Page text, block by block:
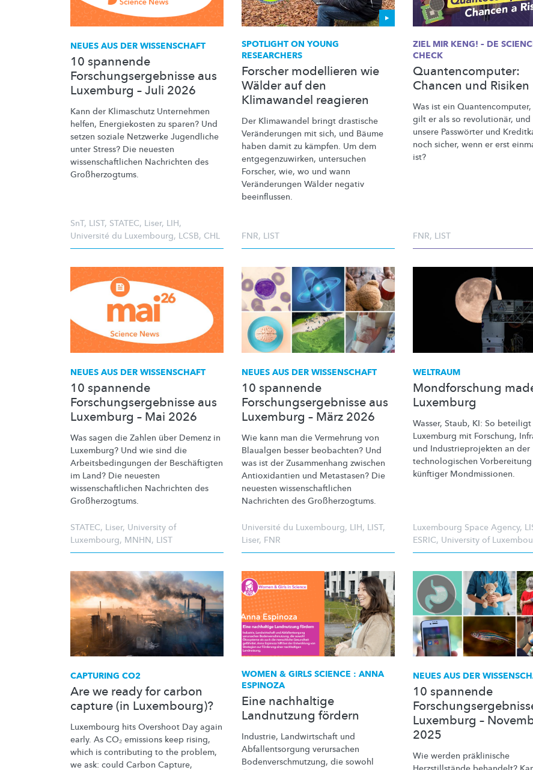
NEUES AUS DER WISSENSCHAFT
10 spannende
Forschungsergebnisse aus
Luxemburg – Juli 2026
Kann der Klimaschutz Unternehmen
helfen, Energiekosten zu sparen? Und
setzen soziale Netzwerke Jugendliche
unter Stress? Die neuesten
wissenschaftlichen Nachrichten des
Großherzogtums.
SnT, LIST, STATEC, Liser, LIH,
Université du Luxembourg, LCSB, CHL
SPOTLIGHT ON YOUNG
RESEARCHERS
Forscher modellieren wie
Wälder auf den
Klimawandel reagieren
Der Klimawandel bringt drastische
Veränderungen mit sich, und Bäume
haben damit zu kämpfen. Um dem
entgegenzuwirken, untersuchen
Forscher, wie, wo und wann
Veränderungen Wälder negativ
beeinflussen.
FNR, LIST
ZIEL MIR KENG! – DE
CHECK
Quantencomputer:
Chancen und Risiken
Was ist ein Quantencomputer,
gilt er als so revolutionär, und
unsere Passwörter und
noch sicher, wenn er erst
ist?
FNR, LIST
NEUES AUS DER WISSENSCHAFT
10 spannende
Forschungsergebnisse aus
Luxemburg – Mai 2026
Was sagen die Zahlen über Demenz in
Luxemburg? Und wie sind die
Arbeitsbedingungen der Beschäftigten
im Land? Die neuesten
wissenschaftlichen Nachrichten des
Großherzogtums.
STATEC, Liser, University of
Luxembourg, MNHN, LIST
NEUES AUS DER WISSENSCHAFT
10 spannende
Forschungsergebnisse aus
Luxemburg – März 2026
Wie kann man die Vermehrung von
Blaualgen besser beobachten? Und
was ist der Zusammenhang zwischen
Antioxidantien und Metastasen? Die
neuesten wissenschaftlichen
Nachrichten des Großherzogtums.
Université du Luxembourg, LIH, LIST,
Liser, FNR
WELTRAUM
Mondforschung
Luxemburg
Wasser, Staub, KI: So beteiligt
Luxemburg mit Forschung,
und Industrieprojekten an der
technologischen Vorbereitung
künftiger Mondmissionen.
Luxembourg Space Agency,
ESRIC, University of
CAPTURING CO2
Are we ready for carbon
capture (in Luxembourg)?
Luxembourg hits Overshoot Day again
early. As CO₂ emissions keep rising,
which is contributing to the problem,
we ask: could Carbon Capture,
WOMEN & GIRLS SCIENCE : ANNA
ESPINOZA
Eine nachhaltige
Landnutzung fördern
Industrie, Landwirtschaft und
Abfallentsorgung verursachen
Bodenverschmutzung, die sowohl
NEUES AUS DER
10 spannende
Luxemburg –
2025
Wie werden präklinische